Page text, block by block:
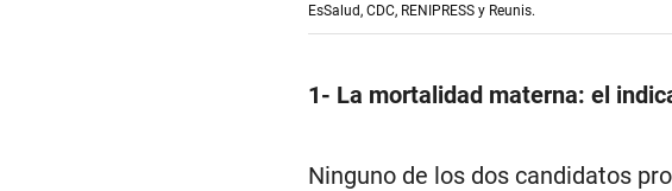
EsSalud, CDC, RENIPRESS y Reunis.
1- La mortalidad materna: el
Ninguno de los dos candidatos